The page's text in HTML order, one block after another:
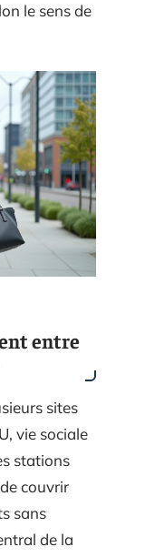
le sens de
entre
sites
vie sociale
stations
couvrir
sans
de la